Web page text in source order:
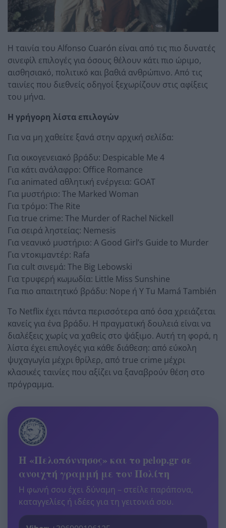
Η ταινία του Alfonso Cuarón είναι από τις πιο δυνατές
σινεφίλ επιλογές για όσους θέλουν κάτι πιο ώριμο,
αισθησιακό, πολιτικό και βαθιά ανθρώπινο. Από τις
ταινίες που διεθνείς οδηγοί ξεχωρίζουν στις αφίξεις
του μήνα.
Η γρήγορη λίστα επιλογών
Για να μη χαθείτε ξανά στην αρχική σελίδα:
Για οικογενειακό βράδυ: Despicable Me 4
Για κάτι ανάλαφρο: Office Romance
Για animated αθλητική ενέργεια: GOAT
Για μυστήριο: The Marked Woman
Για τρόμο: The Rite
Για true crime: The Murder of Rachel Nickell
Για σειρά ληστείας: Nemesis
Για νεανικό μυστήριο: A Good Girl’s Guide to Murder
Για ντοκιμαντέρ: Rafa
Για cult σινεμά: The Big Lebowski
Για τρυφερή κωμωδία: Little Miss Sunshine
Για πιο απαιτητικό βράδυ: Nope ή Y Tu Mamá También
Το Netflix έχει πάντα περισσότερα από όσα χρειάζεται
κανείς για ένα βράδυ. Η πραγματική δουλειά είναι να
διαλέξεις χωρίς να χαθείς στο ψάξιμο. Αυτή τη φορά, η
λίστα έχει επιλογές για κάθε διάθεση: από εύκολη
ψυχαγωγία μέχρι θρίλερ, από true crime μέχρι
κλασικές ταινίες που αξίζει να ξαναβρούν θέση στο
πρόγραμμα.
Η «Πελοπόννησος» και το pelop.gr σε
ανοιχτή γραμμή με τον Πολίτη
Η φωνή σου έχει δύναμη – στείλε παράπονα,
καταγγελίες ή ιδέες για τη γειτονιά σου.